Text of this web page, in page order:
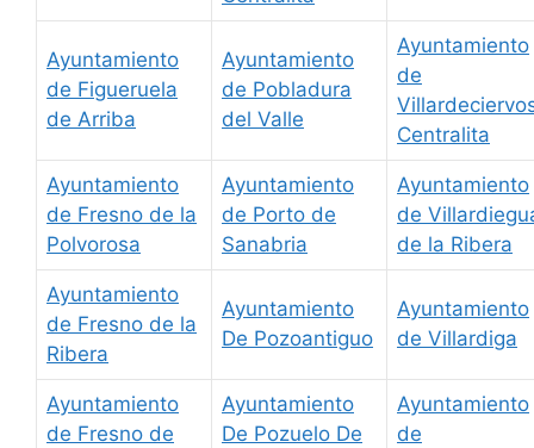
Ayuntamiento
de Figueruela
de Arriba
Ayuntamiento
de Pobladura
del Valle
Ayuntamiento
de
Centralita
Ayuntamiento
de Fresno de la
Polvorosa
Ayuntamiento
de Porto de
Sanabria
Ayuntamiento
de
de la Ribera
Ayuntamiento
de Fresno de la
Ribera
Ayuntamiento
De Pozoantiguo
Ayuntamiento
de Villardiga
Ayuntamiento
de Fresno de
Ayuntamiento
De Pozuelo De
Ayuntamiento
de